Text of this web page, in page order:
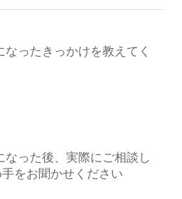
ったきっかけを教えてく
なった後、実際にご相談し
をお聞かせください